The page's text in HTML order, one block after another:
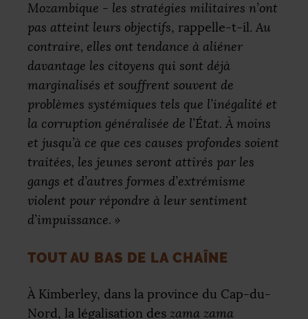
Mozambique - les stratégies militaires n’ont
pas atteint leurs objectifs, rappelle-t-il. Au
contraire, elles ont tendance à aliéner
davantage les citoyens qui sont déjà
marginalisés et souffrent souvent de
problèmes systémiques tels que l’inégalité et
la corruption généralisée de l’État. À moins
et jusqu’à ce que ces causes profondes soient
traitées, les jeunes seront attirés par les
gangs et d’autres formes d’extrémisme
violent pour répondre à leur sentiment
d’impuissance. »
TOUT AU BAS DE LA CHAÎNE
À Kimberley, dans la province du Cap-du-
Nord, la légalisation des zama zama